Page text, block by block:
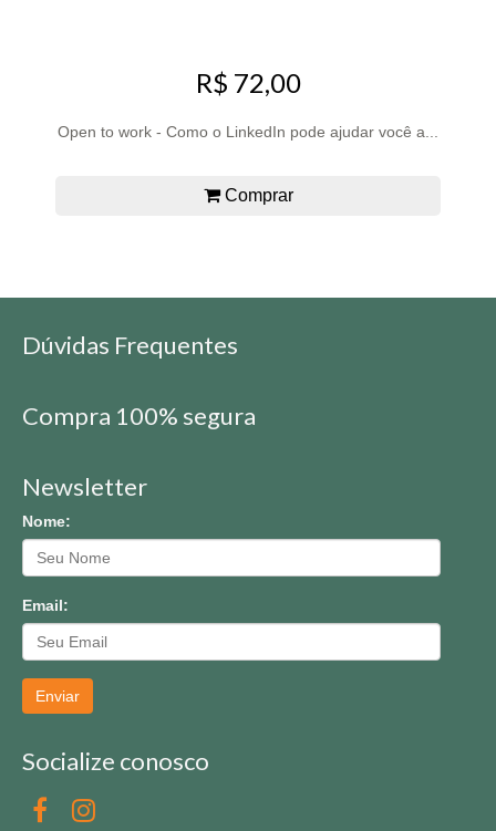
R$ 72,00
Open to work - Como o LinkedIn pode ajudar você a...
Comprar
Dúvidas Frequentes
Compra 100% segura
Newsletter
Nome:
Email:
Enviar
Socialize conosco